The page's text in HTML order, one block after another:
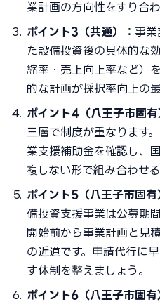
業計画の方向性をすり合
ポイント3（共通）： 事業
た設備投資後の具体的な
縮率・売上向上率など）
的な計画が採択率向上の
ポイント4（八王子市固有
三層で制度が重なります
業支援補助金を確認し、
複しない形で組み合わせる
ポイント5（八王子市固有
備投資支援事業は公募期
開始前から事業計画と見
の近道です。申請代行に
す体制を整えましょう。
ポイント6（八王子市固有